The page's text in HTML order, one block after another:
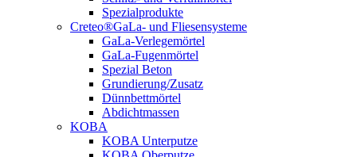
Spezialprodukte
Creteo®GaLa- und Fliesensysteme
GaLa-Verlegemörtel
GaLa-Fugenmörtel
Spezial Beton
Grundierung/Zusatz
Dünnbettmörtel
Abdichtmassen
KOBA
KOBA Unterputze